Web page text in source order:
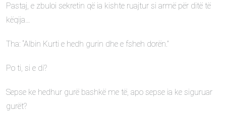
Pastaj, e zbuloi sekretin që ia kishte ruajtur si armë për ditë të
këqija…
Tha: “Albin Kurti e hedh gurin dhe e fsheh dorën.”
Po ti, si e di?
Sepse ke hedhur gurë bashkë me të, apo sepse ia ke siguruar
gurët?